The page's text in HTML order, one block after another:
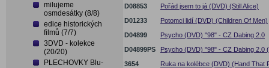
milujeme
osmdesátky (8/8)
edice historických
filmů (7/7)
3DVD - kolekce
(20/20)
PLECHOVKY Blu-
D08853
Pořád jsem to já (DVD) (Still Alice)
D01233
Potomci lidí (DVD) (Children Of Men)
D04899
Psycho (DVD) "98" - CZ Dabing 2.0
D04899PS
Psycho (DVD) "98" - CZ Dabing 2.0
3654
Ruka na kolébce (DVD) (Hand That